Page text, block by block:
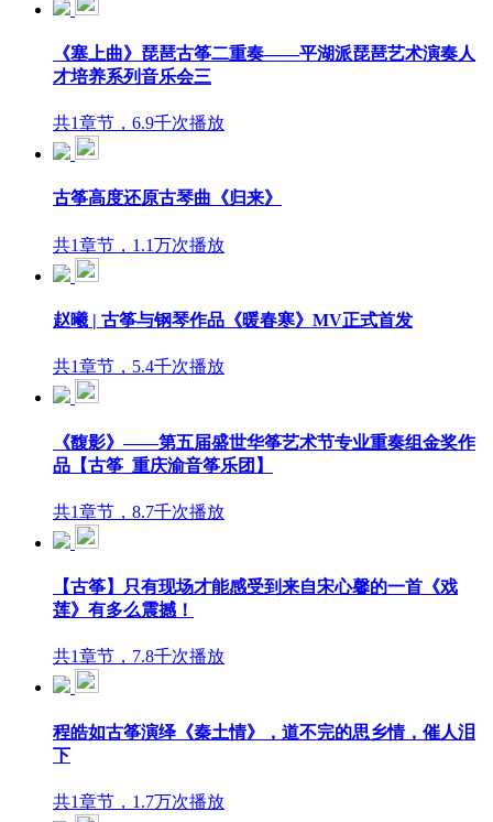
《塞上曲》琵琶古筝二重奏——平湖派琵琶艺术演奏人
才培养系列音乐会三
共1章节，6.9千次播放
古筝高度还原古琴曲《归来》
共1章节，1.1万次播放
赵曦 | 古筝与钢琴作品《暖春寒》MV正式首发
共1章节，5.4千次播放
《馥影》——第五届盛世华筝艺术节专业重奏组金奖作
品【古筝_重庆渝音筝乐团】
共1章节，8.7千次播放
【古筝】只有现场才能感受到来自宋心馨的一首《戏
莲》有多么震撼！
共1章节，7.8千次播放
程皓如古筝演绎《秦土情》，道不完的思乡情，催人泪
下
共1章节，1.7万次播放